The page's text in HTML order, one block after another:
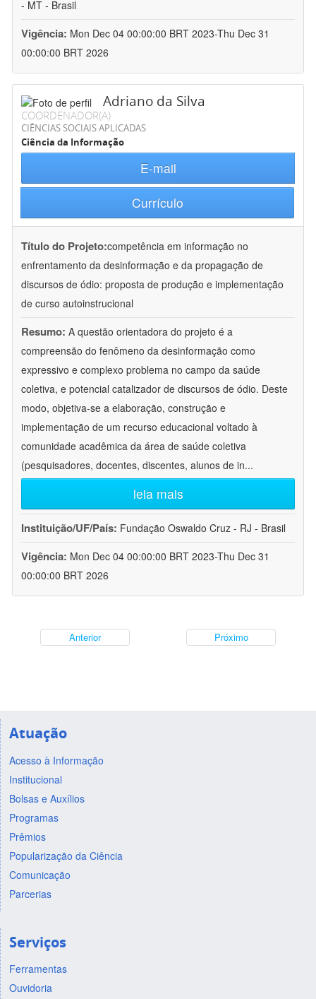
- MT - Brasil
Vigência: Mon Dec 04 00:00:00 BRT 2023-Thu Dec 31
00:00:00 BRT 2026
Adriano da Silva
COORDENADOR(A)
CIÊNCIAS SOCIAIS APLICADAS
Ciência da Informação
E-mail
Currículo
Título do Projeto:competência em informação no
enfrentamento da desinformação e da propagação de
discursos de ódio: proposta de produção e implementação
de curso autoinstrucional
Resumo: A questão orientadora do projeto é a
compreensão do fenômeno da desinformação como
expressivo e complexo problema no campo da saúde
coletiva, e potencial catalizador de discursos de ódio. Deste
modo, objetiva-se a elaboração, construção e
implementação de um recurso educacional voltado à
comunidade acadêmica da área de saúde coletiva
(pesquisadores, docentes, discentes, alunos de in...
leia mais
Instituição/UF/País: Fundação Oswaldo Cruz - RJ - Brasil
Vigência: Mon Dec 04 00:00:00 BRT 2023-Thu Dec 31
00:00:00 BRT 2026
Anterior Próximo
Atuação
Acesso à Informação
Institucional
Bolsas e Auxílios
Programas
Prêmios
Popularização da Ciência
Comunicação
Parcerias
Serviços
Ferramentas
Ouvidoria